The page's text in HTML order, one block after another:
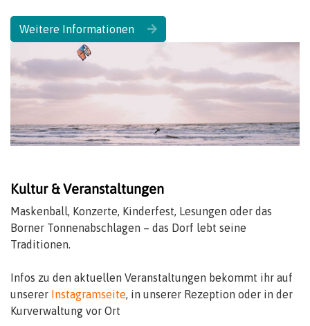
Weitere Informationen
Kultur & Veranstaltungen
Maskenball, Konzerte, Kinderfest, Lesungen oder das
Borner Tonnenabschlagen – das Dorf lebt seine
Traditionen.
Infos zu den aktuellen Veranstaltungen bekommt ihr auf
unserer Instagramseite, in unserer Rezeption oder in der
Kurverwaltung vor Ort